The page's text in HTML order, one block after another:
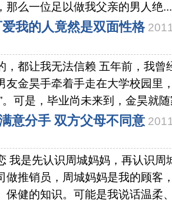
那么一位足以做我父亲的男人绝...
我的人竟然是双面性格
，都让我无法信赖 五年前，我曾
友金昊手牵着手走在大学校园里
。可是，毕业尚未来到，金昊就
意分手 双方父母不同意
我是先认识周城妈妈，再认识周
做推销员，周城妈妈是我的顾客
保健的知识。可能是我说话温柔